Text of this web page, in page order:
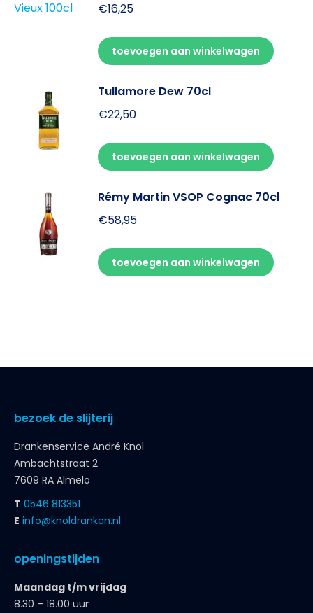
€16,25
toevoegen aan winkelwagen
Tullamore Dew 70cl
€22,50
toevoegen aan winkelwagen
Rémy Martin VSOP Cognac 70cl
€58,95
toevoegen aan winkelwagen
bezoek de slijterij
Drankenservice André Knol
Ambachtstraat 2
7609 RA Almelo
T 0546 813351
E info@knoldranken.nl
openingstijden
Maandag t/m vrijdag
8.30 – 18.00 uur